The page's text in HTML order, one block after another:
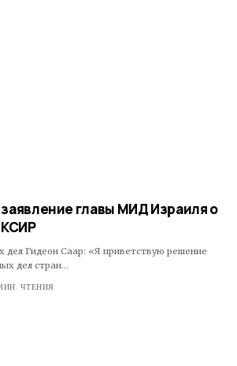
главы МИД Израиля о
дел Гидеон Саар: «Я приветствую решение
дел стран…
ЧТЕНИЯ